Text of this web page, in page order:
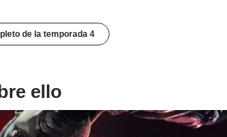
de la temporada 4
ello